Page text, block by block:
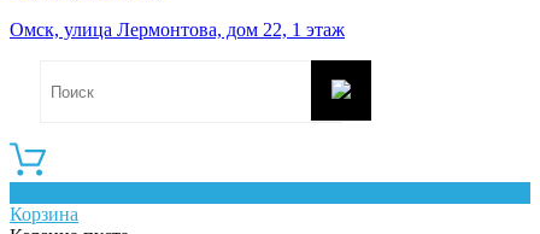
Омск, улица Лермонтова, дом 22, 1 этаж
Корзина